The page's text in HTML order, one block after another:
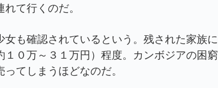
て行くのだ。
も確認されているという。残された家族に
０万～３１万円）程度。カンボジアの困窮
てしまうほどなのだ。